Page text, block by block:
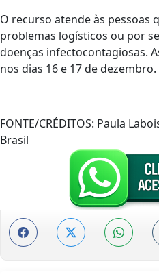
O recurso atende às pessoas
problemas logísticos ou por
doenças infectocontagiosas.
nos dias 16 e 17 de dezembro.
FONTE/CRÉDITOS: Paula
Brasil